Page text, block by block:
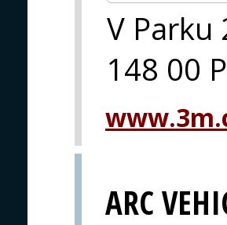
V Parku
148 00
ARC